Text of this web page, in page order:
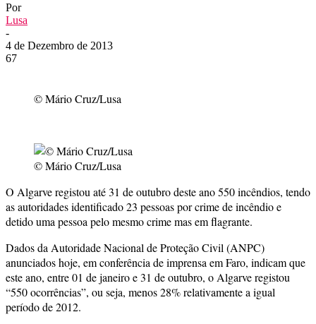
Por
Lusa
-
4 de Dezembro de 2013
67
© Mário Cruz/Lusa
© Mário Cruz/Lusa
O Algarve registou até 31 de outubro deste ano 550 incêndios, tendo
as autoridades identificado 23 pessoas por crime de incêndio e
detido uma pessoa pelo mesmo crime mas em flagrante.
Dados da Autoridade Nacional de Proteção Civil (ANPC)
anunciados hoje, em conferência de imprensa em Faro, indicam que
este ano, entre 01 de janeiro e 31 de outubro, o Algarve registou
“550 ocorrências”, ou seja, menos 28% relativamente a igual
período de 2012.